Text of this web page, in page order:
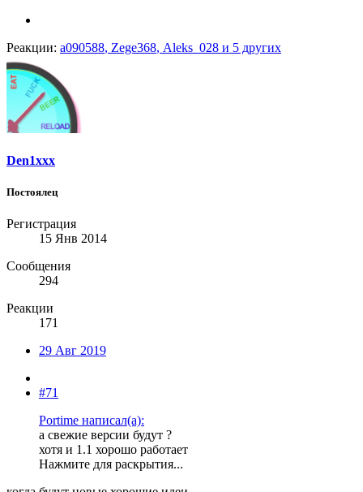
Реакции: a090588, Zege368, Aleks_028 и 5 других
Den1xxx
Постоялец
Регистрация
15 Янв 2014
Сообщения
294
Реакции
171
29 Авг 2019
#71
Portime написал(а):
а свежие версии будут ?
хотя и 1.1 хорошо работает
Нажмите для раскрытия...